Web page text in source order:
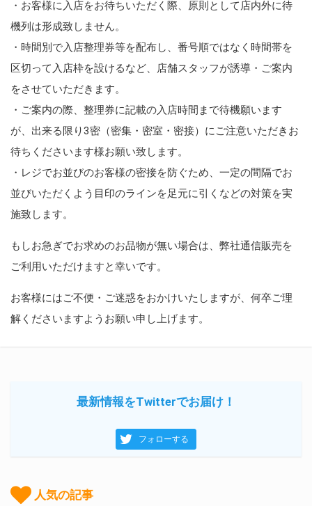
・お客様に入店をお待ちいただく際、原則として店内外に待
機列は形成致しません。
・時間別で入店整理券等を配布し、番号順ではなく時間帯を
区切って入店枠を設けるなど、店舗スタッフが誘導・ご案内
をさせていただきます。
・ご案内の際、整理券に記載の入店時間まで待機願います
が、出来る限り3密（密集・密室・密接）にご注意いただきお
待ちくださいます様お願い致します。
・レジでお並びのお客様の密接を防ぐため、一定の間隔でお
並びいただくよう目印のラインを足元に引くなどの対策を実
施致します。
もしお急ぎでお求めのお品物が無い場合は、弊社通信販売を
ご利用いただけますと幸いです。
お客様にはご不便・ご迷惑をおかけいたしますが、何卒ご理
解くださいますようお願い申し上げます。
最新情報をTwitterでお届け！
フォローする
人気の記事